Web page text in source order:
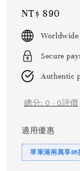
Regular
price
NT$ 890
Secure
Authentic
總分: 0 -0評價
適用優惠
單筆滿兩萬享86